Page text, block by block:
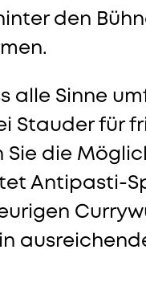
den
alle Sinne
Stauder für
Sie die
Antipasti-